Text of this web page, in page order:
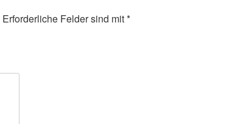
Erforderliche Felder sind mit*